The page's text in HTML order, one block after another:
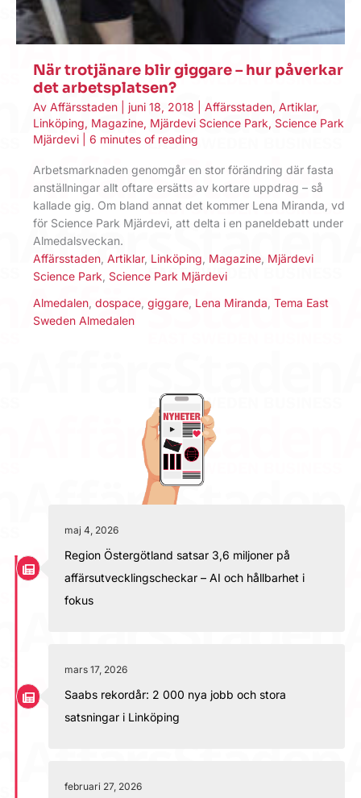
När trotjänare blir giggare – hur påverkar
det arbetsplatsen?
Av Affärsstaden juni 18, 2018 Affärsstaden, Artiklar,
Linköping, Magazine, Mjärdevi Science Park, Science Park
Mjärdevi
6 minutes of reading
Arbetsmarknaden genomgår en stor förändring där fasta
anställningar allt oftare ersätts av kortare uppdrag – så
kallade gig. Om bland annat det kommer Lena Miranda, vd
för Science Park Mjärdevi, att delta i en paneldebatt under
Almedalsveckan.
Affärsstaden Artiklar, Linköping Magazine Mjärdevi
Science Park Science Park Mjärdevi
Almedalen dospace giggare Lena Miranda Tema East
Sweden Almedalen
maj 4, 2026
Region Östergötland satsar 3,6 miljoner på
affärsutvecklingscheckar – AI och hållbarhet i
fokus
mars 17, 2026
Saabs rekordår: 2 000 nya jobb och stora
satsningar i Linköping
februari 27, 2026